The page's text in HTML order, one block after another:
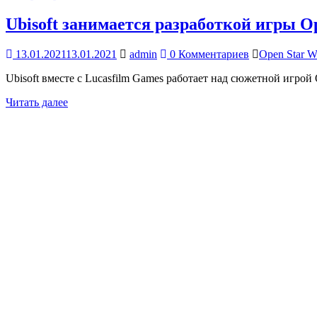
Ubisoft занимается разработкой игры
13.01.202113.01.2021 admin 0 Комментариев Open Star
Ubisoft вместе с Lucasfilm Games работает над сюжетной
Читать далее